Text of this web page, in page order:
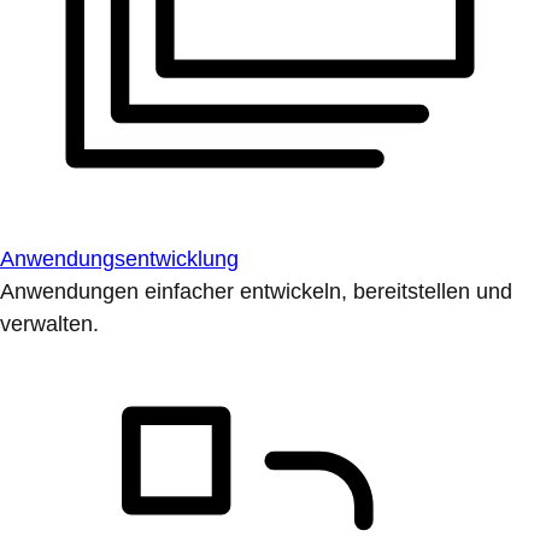
Anwendungsentwicklung
Anwendungen einfacher entwickeln, bereitstellen und
verwalten.